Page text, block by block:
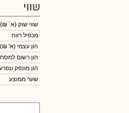
שווי
שווי שוק (א` ₪)
מכפיל רווח
הון עצמי (א' ₪)
הון רשום
הון מונפק
שער ממוצע